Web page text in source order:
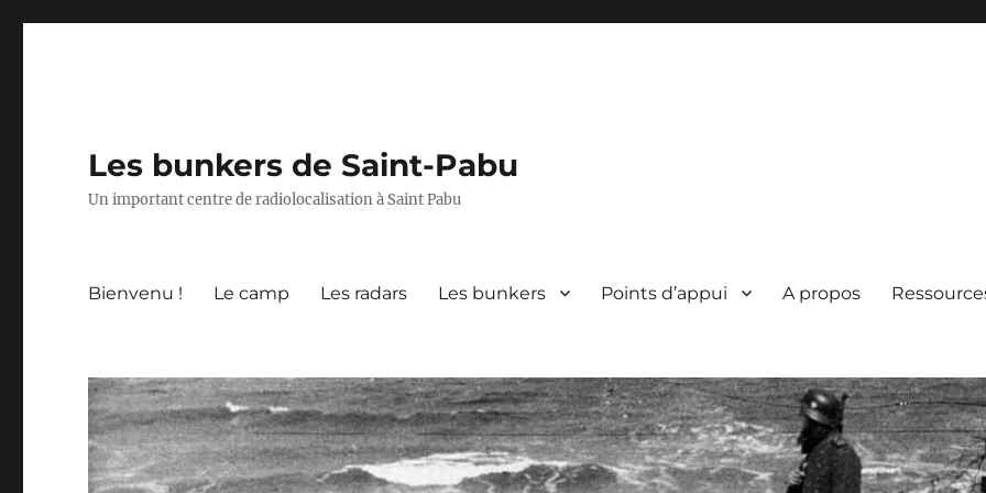
Les bunkers de Saint-Pabu
Un important centre de radiolocalisation à Saint Pabu
Bienvenu ! Le camp Les radars Les bunkers Points d’appui A propos